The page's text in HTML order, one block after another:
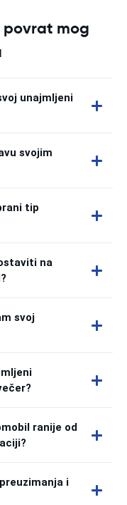
povrat mog
unajmljeni
svojim
tip
na
svoj
ranije od
i